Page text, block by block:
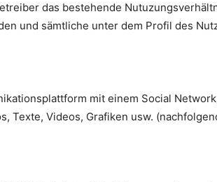
das bestehende
und sämtliche unter dem Profil des
mit einem Social
Videos, Grafiken usw.